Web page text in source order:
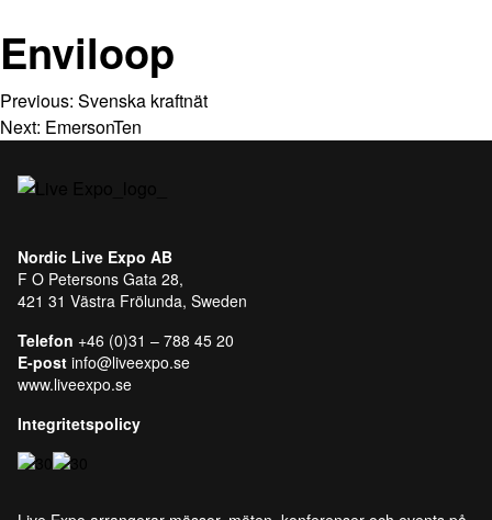
Enviloop
Previous: Svenska kraftnät
Next: EmersonTen
Nordic Live Expo AB
F O Petersons Gata 28,
421 31 Västra Frölunda, Sweden
Telefon +46 (0)31 – 788 45 20
E-post info@liveexpo.se
www.liveexpo.se
Integritetspolicy